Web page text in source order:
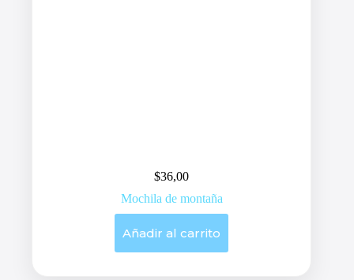
$36,00
Mochila de montaña
Añadir al carrito